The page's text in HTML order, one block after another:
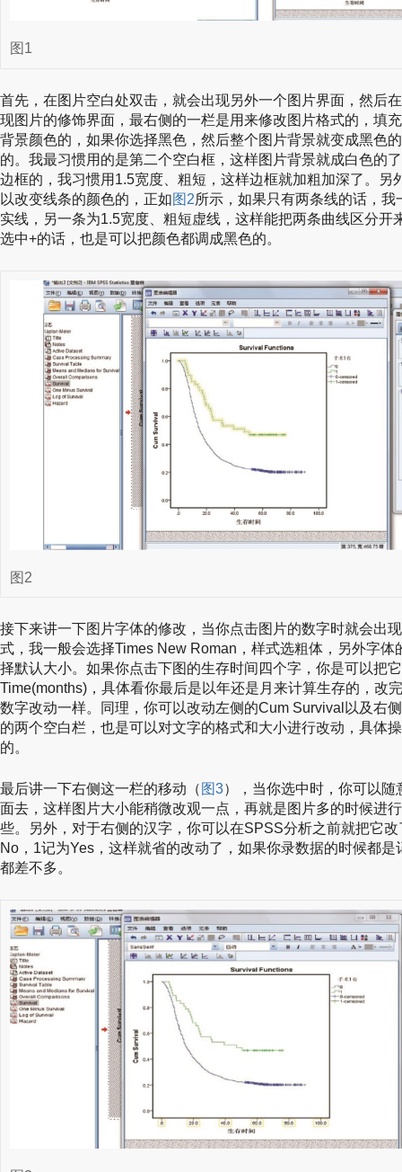
图1
首先，在图片空白处双击，就会出现另外一个图片界面，然后
现图片的修饰界面，最右侧的一栏是用来修改图片格式的，填
背景颜色的，如果你选择黑色，然后整个图片背景就变成黑色
的。我最习惯用的是第二个空白框，这样图片背景就成白色的
边框的，我习惯用1.5宽度、粗短，这样边框就加粗加深了。另
以改变线条的颜色的，正如图2所示，如果只有两条线的话，
实线，另一条为1.5宽度、粗短虚线，这样能把两条曲线区分开
选中+的话，也是可以把颜色都调成黑色的。
图2
接下来讲一下图片字体的修改，当你点击图片的数字时就会出
式，我一般会选择Times New Roman，样式选粗体，另外字
择默认大小。如果你点击下图的生存时间四个字，你是可以把
Time(months)，具体看你最后是以年还是月来计算生存的，改
数字改动一样。同理，你可以改动左侧的Cum Survival以及右
的两个空白栏，也是可以对文字的格式和大小进行改动，具体
的。
最后讲一下右侧这一栏的移动（ 图3），当你选中时，你可以
面去，这样图片大小能稍微改观一点，再就是图片多的时候进
些。另外，对于右侧的汉字，你可以在SPSS分析之前就把它
No，1记为Yes，这样就省的改动了，如果你录数据的时候都
都差不多。